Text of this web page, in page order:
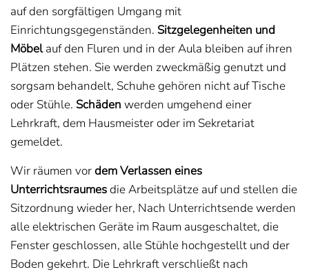
auf den sorgfältigen Umgang mit
Einrichtungsgegenständen. Sitzgelegenheiten und
Möbelauf den Fluren und in der Aula bleiben auf ihren
Plätzen stehen. Sie werden zweckmäßig genutzt und
sorgsam behandelt, Schuhe gehören nicht auf Tische
oder Stühle. Schäden werden umgehend einer
Lehrkraft, dem Hausmeister oder im Sekretariat
gemeldet.
Wir räumen vordem Verlassen eines
Unterrichtsraumesdie Arbeitsplätze auf und stellen die
Sitzordnung wieder her, Nach Unterrichtsende werden
alle elektrischen Geräte im Raum ausgeschaltet, die
Fenster geschlossen, alle Stühle hochgestellt und der
Boden gekehrt. Die Lehrkraft verschließt nach